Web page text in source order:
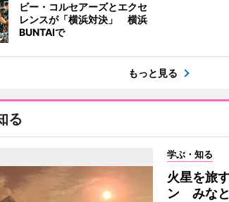
ビー・コルセアーズとエクセ
レンスが「横浜対決」 横浜
BUNTAIで
もっと見る
る
学ぶ・知る
火星を旅
ン みな